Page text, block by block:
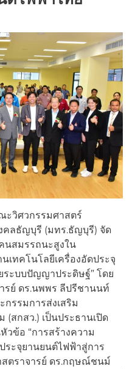
ะวิศวกรรมศาสตร์
คลธัญบุรี (มทร.ธัญบุรี) จัด
นสมรรถนะสูงใน
เทคโนโลยีเครื่องอัดประจุ
ระบบปัญญาประดิษฐ์” โดย
รย์ ดร.นพพร ลีปรีชานนท์
รรมการส่งเสริม
(สกสว.) เป็นประธานเปิด
วข้อ “การสร้างความ
ระจุยานยนต์ไฟฟ้าสู่การ
ตราจารย์ ดร.กฤษณ์ชนม์